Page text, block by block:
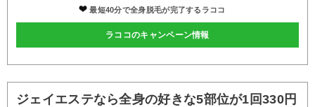
最短40分で全身脱毛が完了するラココ
ラココのキャンペーン情報
ジェイエステなら全身の好きな5部位が1回330円